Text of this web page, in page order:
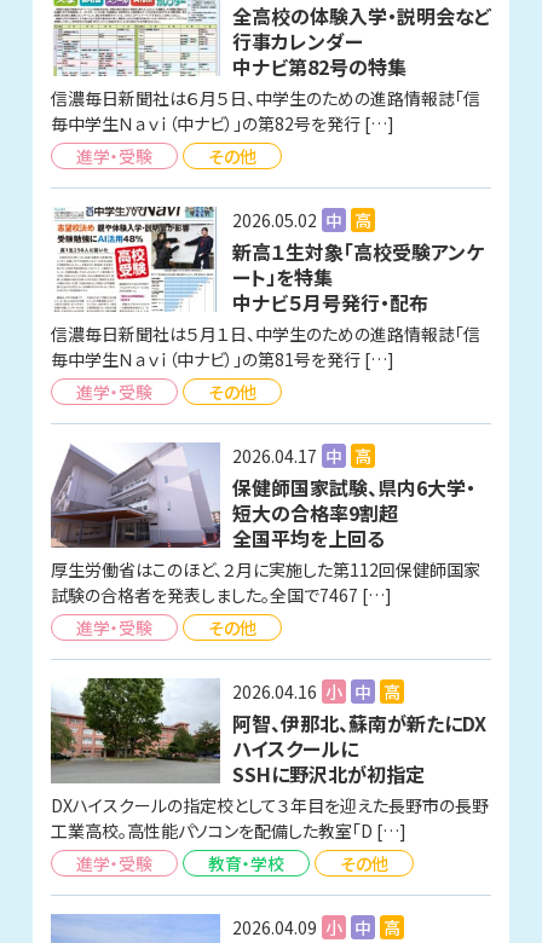
全高校の体験入学・説明会など
行事カレンダー
中ナビ第82号の特集
信濃毎日新聞社は６月５日、中学生のための進路情報誌「信
毎中学生Ｎａｖｉ（中ナビ）」の第82号を発行 […]
進学・受験
その他
2026.05.02 中 高
新高１生対象「高校受験アンケ
ート」を特集
中ナビ５月号発行・配布
信濃毎日新聞社は５月１日、中学生のための進路情報誌「信
毎中学生Ｎａｖｉ（中ナビ）」の第81号を発行 […]
進学・受験
その他
2026.04.17 中 高
保健師国家試験、県内6大学・
短大の合格率9割超
全国平均を上回る
厚生労働省はこのほど、２月に実施した第112回保健師国家
試験の合格者を発表しました。全国で7467 […]
進学・受験
その他
2026.04.16 小 中 高
阿智、伊那北、蘇南が新たにDX
ハイスクールに
SSHに野沢北が初指定
DXハイスクールの指定校として３年目を迎えた長野市の長野
工業高校。高性能パソコンを配備した教室「D […]
進学・受験
教育・学校 その他
2026.04.09 小 中 高